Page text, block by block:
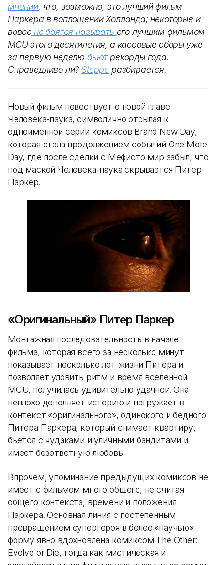
мнении, что, возможно, это лучший фильм
Паркера в воплощении Холланда; некоторые и
вовсе не боятся называть его лучшим фильмом
MCU этого десятилетия, а кассовые сборы уже
за первую неделю бьютрекорды года.
Справедливо ли? Steppe разбирается.
Новый фильм повествует о новой главе
Человека-паука, символично отсылая к
одноименной серии комиксов Brand New Day,
которая стала продолжением событий One More
Day, где после сделки с Мефисто мир забыл, что
под маской Человека-паука скрывается Питер
Паркер.
«Оригинальный» Питер Паркер
Монтажная последовательность в начале
фильма, которая всего за несколько минут
показывает несколько лет жизни Питера и
позволяет уловить ритм и время вселенной
MCU, получилась удивительно удачной. Она
неплохо дополняет историю и погружает в
контекст «оригинального», одинокого и бедного
Питера Паркера, который снимает квартиру,
бьется с чудаками и уличными бандитами и
имеет безответную любовь.
Впрочем, упоминание предыдущих комиксов не
имеет с фильмом много общего, не считая
общего контекста, времени и положения
Паркера. Основная линия с постепенным
превращением супергероя в более «паучью»
форму явно вдохновлена комиксом The Other:
Evolve or Die, тогда как мистическая и